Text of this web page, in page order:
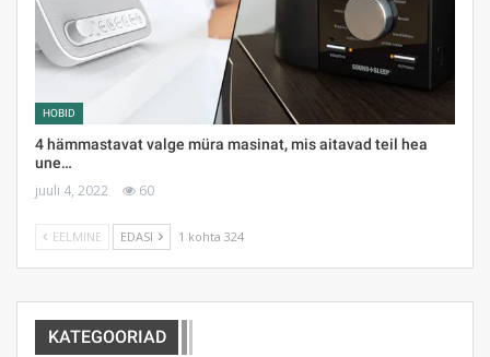
HOBID
4 hämmastavat valge müra masinat, mis aitavad teil hea
une…
juuli 4, 2022 60
EELMINE EDASI 1 kohta 324
KATEGOORIAD